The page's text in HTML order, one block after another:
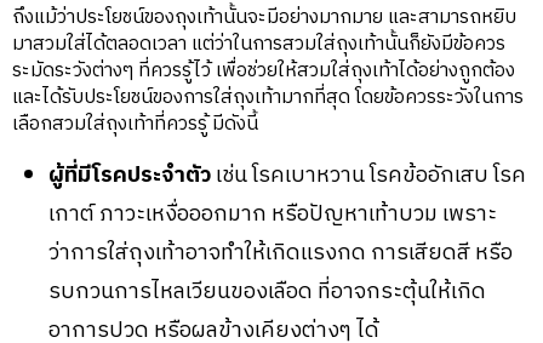
ถึงแม้ว่าประโยชน์ของถุงเท้านั้นจะมีอย่างมากมาย และสามารถหยิบ
มาสวมใส่ได้ตลอดเวลา แต่ว่าในการสวมใส่ถุงเท้านั้นก็ยังมีข้อควร
ระมัดระวังต่างๆ ที่ควรรู้ไว้ เพื่อช่วยให้สวมใส่ถุงเท้าได้อย่างถูกต้อง
และได้รับประโยชน์ของการใส่ถุงเท้ามากที่สุด โดยข้อควรระวังในการ
เลือกสวมใส่ถุงเท้าที่ควรรู้ มีดังนี้
ผู้ที่มีโรคประจำตัวเช่น โรคเบาหวาน โรคข้ออักเสบ โรค
เกาต์ ภาวะเหงื่อออกมาก หรือปัญหาเท้าบวม เพราะ
ว่าการใส่ถุงเท้าอาจทำให้เกิดแรงกด การเสียดสี หรือ
รบกวนการไหลเวียนของเลือด ที่อาจกระตุ้นให้เกิด
อาการปวด หรือผลข้างเคียงต่างๆ ได้